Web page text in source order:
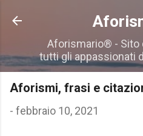
Passa ai
Aforismario® - Sito
tutti gli appassionati
Aforismi, frasi e
- febbraio 10, 2021